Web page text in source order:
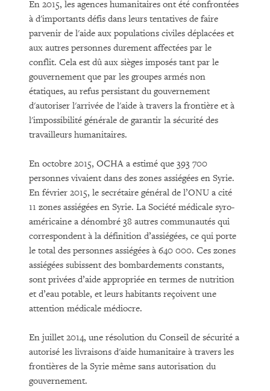
En 2015, les agences humanitaires ont été confrontées
à d'importants défis dans leurs tentatives de faire
parvenir de l'aide aux populations civiles déplacées et
aux autres personnes durement affectées par le
conflit. Cela est dû aux sièges imposés tant par le
gouvernement que par les groupes armés non
étatiques, au refus persistant du gouvernement
d'autoriser l'arrivée de l'aide à travers la frontière et à
l'impossibilité générale de garantir la sécurité des
travailleurs humanitaires.
En octobre 2015, OCHA a estimé que 393 700
personnes vivaient dans des zones assiégées en Syrie.
En février 2015, le secrétaire général de l’ONU a cité
11 zones assiégées en Syrie. La Société médicale syro-
américaine a dénombré 38 autres communautés qui
correspondent à la définition d’assiégées, ce qui porte
le total des personnes assiégées à 640 000. Ces zones
assiégées subissent des bombardements constants,
sont privées d’aide appropriée en termes de nutrition
et d’eau potable, et leurs habitants reçoivent une
attention médicale médiocre.
En juillet 2014, une résolution du Conseil de sécurité a
autorisé les livraisons d'aide humanitaire à travers les
frontières de la Syrie même sans autorisation du
gouvernement.